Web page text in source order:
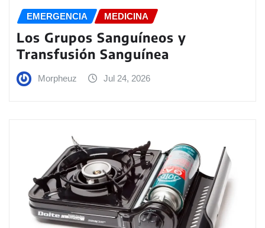
EMERGENCIA MEDICINA
Los Grupos Sanguíneos y
Transfusión Sanguínea
Morpheuz Jul 24, 2026